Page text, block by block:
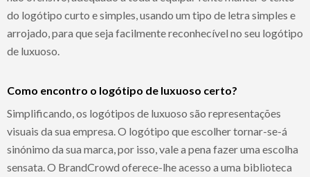
do logótipo curto e simples, usando um tipo de letra simples e
arrojado, para que seja facilmente reconhecível no seu logótipo
de luxuoso.
Como encontro o logótipo de luxuoso certo?
Simplificando, os logótipos de luxuoso são representações
visuais da sua empresa. O logótipo que escolher tornar-se-á
sinónimo da sua marca, por isso, vale a pena fazer uma escolha
sensata. O BrandCrowd oferece-lhe acesso a uma biblioteca